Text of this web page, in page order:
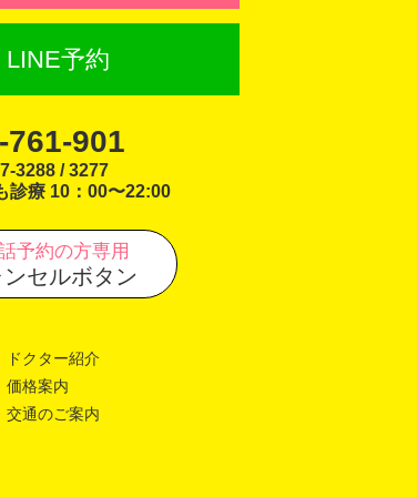
LINE予約
761-901
3288 / 3277
診療 10：00〜22:00
予約の方専用
セルボタン
ドクター紹介
価格案内
交通のご案内